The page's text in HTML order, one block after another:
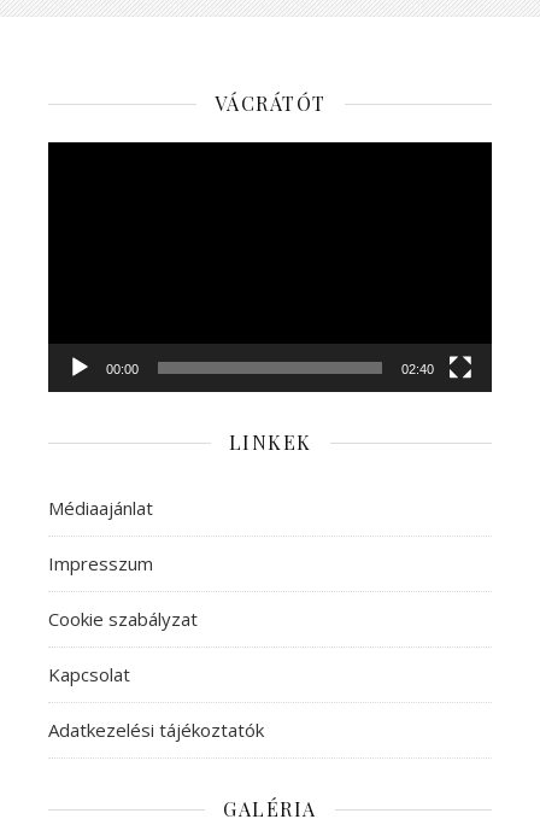
VÁCRÁTÓT
00:00 02:40
LINKEK
Médiaajánlat
Impresszum
Cookie szabályzat
Kapcsolat
Adatkezelési tájékoztatók
GALÉRIA